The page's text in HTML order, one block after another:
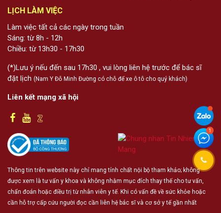
LỊCH LÀM VIỆC
Làm việc tất cả các ngày trong tuần
Sáng: từ 8h - 12h
Chiều: từ 13h30 - 17h30
(*)Lưu ý nếu đến sau 17h30 , vui lòng liên hệ trước để bác sĩ
đặt lịch (Nam Y Đỗ Minh Đường có chỗ để xe ô tô cho quý khách)
Liên kết mạng xã hội
Thông tin trên website này chỉ mang tính chất nội bộ tham khảo; không
được xem là tư vấn y khoa và không nhằm mục đích thay thế cho tư vấn,
chẩn đoán hoặc điều trị từ nhân viên y tế. Khi có vấn đề về sức khỏe hoặc
cần hỗ trợ cấp cứu người đọc cần liên hệ bác sĩ và cơ sở y tế gần nhất